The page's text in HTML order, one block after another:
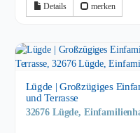
Details merken
Lügde | Großzügiges
und Terrasse
32676 Lügde,